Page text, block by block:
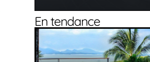
En tendance